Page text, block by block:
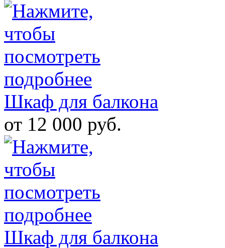
Шкаф для балкона
от 12 000 руб.
Шкаф для балкона